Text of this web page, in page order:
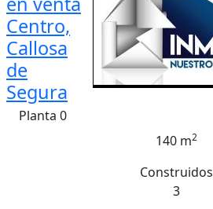
Centro,
Callosa
de
Segura
Planta 0
140 m2
Construidos
3